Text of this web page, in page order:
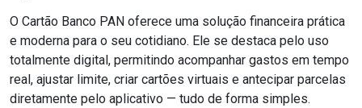
O Cartão Banco PAN oferece uma solução financeira prática
e moderna para o seu cotidiano. Ele se destaca pelo uso
totalmente digital, permitindo acompanhar gastos em tempo
real, ajustar limite, criar cartões virtuais e antecipar parcelas
diretamente pelo aplicativo — tudo de forma simples.